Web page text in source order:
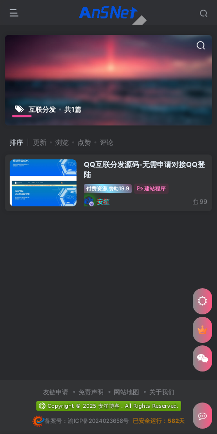
互联分发 共1篇
排序 更新 浏览 点赞 评论
QQ互联分发源码-无需申请对接QQ登
陆
付费资源 赞助19.9 建站程序
安笙 99
友链申请 免责声明 网站地图 关于我们
备案号：渝ICP备2024023658号 已安全运行：582天